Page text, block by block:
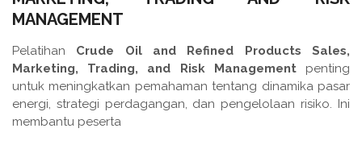
MANAGEMENT
Pelatihan Crude Oil and Refined Products Sales,
Marketing, Trading, and Risk Managementpenting
untuk meningkatkan pemahaman tentang dinamika pasar
energi, strategi perdagangan, dan pengelolaan risiko. Ini
membantu peserta